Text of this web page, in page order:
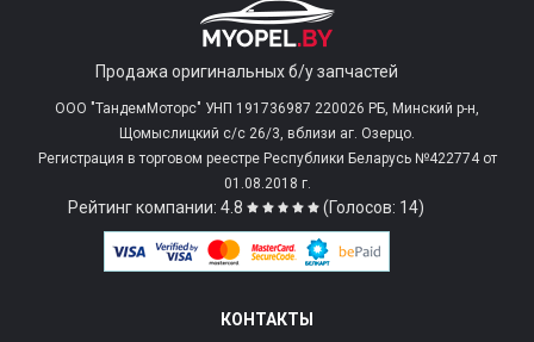
Продажа оригинальных б/у запчастей
ООО "ТандемМоторс" УНП 191736987 220026 РБ, Минский р-н,
Щомыслицкий с/c 26/3, вблизи аг. Озерцо.
Регистрация в торговом реестре Республики Беларусь №422774 от
01.08.2018 г.
Рейтинг компании: 4.8 (Голосов: 14)
КОНТАКТЫ